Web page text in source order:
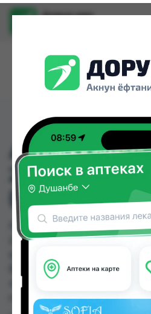
Доруи ман
250МГ 100МЛ
(АМОДАКС)
АМОКСИЦИЛЛИН 250МГ
(АМОДАКС) можно купить
Вита, Арзон Дору, Арча,
городах Таджикистана